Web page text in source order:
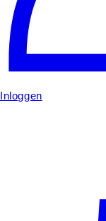
Inloggen